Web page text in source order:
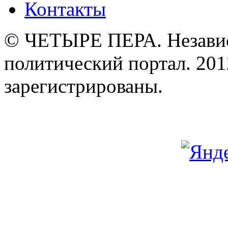
Контакты
© ЧЕТЫРЕ ПЕРА.
политический портал.
зарегистрированы.